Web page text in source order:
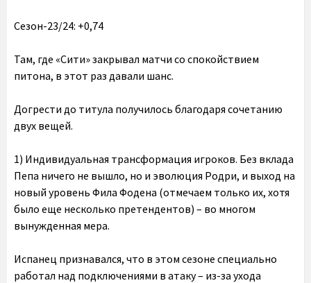
Сезон-23/24: +0,74
Там, где «Сити» закрывал матчи со спокойствием
питона, в этот раз давали шанс.
Догрести до титула получилось благодаря сочетанию
двух вещей.
1) Индивидуальная трансформация игроков. Без вклада
Пепа ничего не вышло, но и эволюция Родри, и выход на
новый уровень Фила Фодена (отмечаем только их, хотя
было еще несколько претендентов) – во многом
вынужденная мера.
Испанец признавался, что в этом сезоне специально
работал над подключениями в атаку – из-за ухода